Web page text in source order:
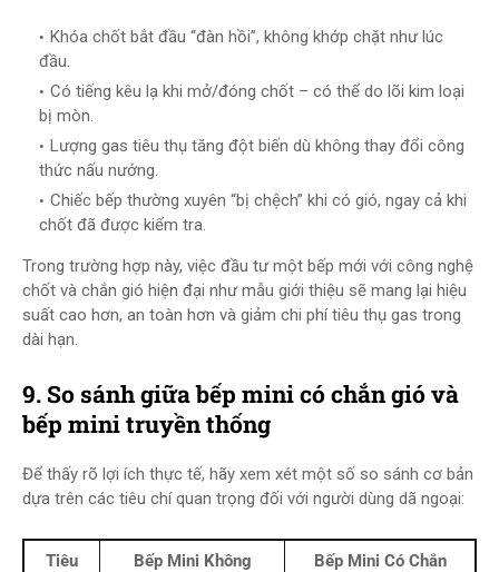
Khóa chốt bắt đầu “đàn hồi”, không khớp chặt như lúc
đầu.
Có tiếng kêu lạ khi mở/đóng chốt – có thể do lõi kim loại
bị mòn.
Lượng gas tiêu thụ tăng đột biến dù không thay đổi công
thức nấu nướng.
Chiếc bếp thường xuyên “bị chệch” khi có gió, ngay cả khi
chốt đã được kiểm tra.
Trong trường hợp này, việc đầu tư một bếp mới với công nghệ
chốt và chắn gió hiện đại như mẫu giới thiệu sẽ mang lại hiệu
suất cao hơn, an toàn hơn và giảm chi phí tiêu thụ gas trong
dài hạn.
9. So sánh giữa bếp mini có chắn gió và
bếp mini truyền thống
Để thấy rõ lợi ích thực tế, hãy xem xét một số so sánh cơ bản
dựa trên các tiêu chí quan trọng đối với người dùng dã ngoại:
Tiêu
Bếp Mini Không
Bếp Mini Có Chắn